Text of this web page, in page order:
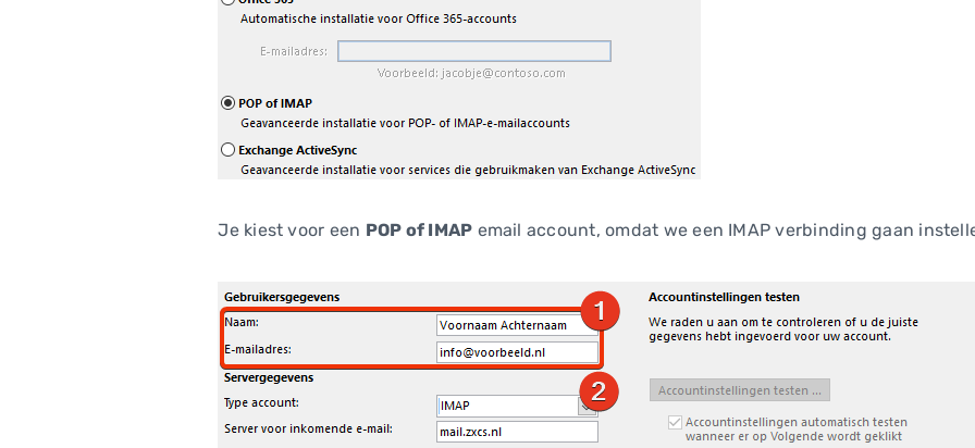
Je kiest voor een POP of IMAP email account, omdat we een IMAP verbinding gaan